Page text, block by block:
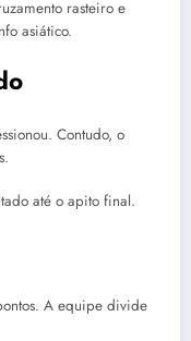
rasteiro e
asiático.
Contudo, o
até o apito final.
A equipe divide